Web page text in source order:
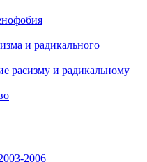
и радикального
расизму и радикальному
2006